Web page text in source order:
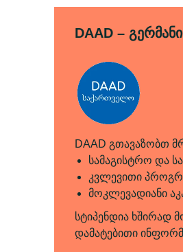
DAAD –
DAAD გთავაზობთ
სამაგისტრო და
კვლევითი
მოკლევადიანი
სტიპენდია ხშირად
დამატებითი